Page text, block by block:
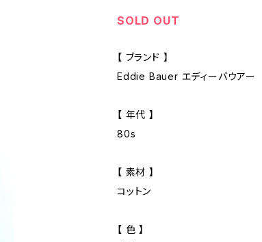
SOLD OUT
【 ブランド 】
Eddie Bauer エディーバウアー
【 年代 】
80s
【 素材 】
コットン
【 色 】